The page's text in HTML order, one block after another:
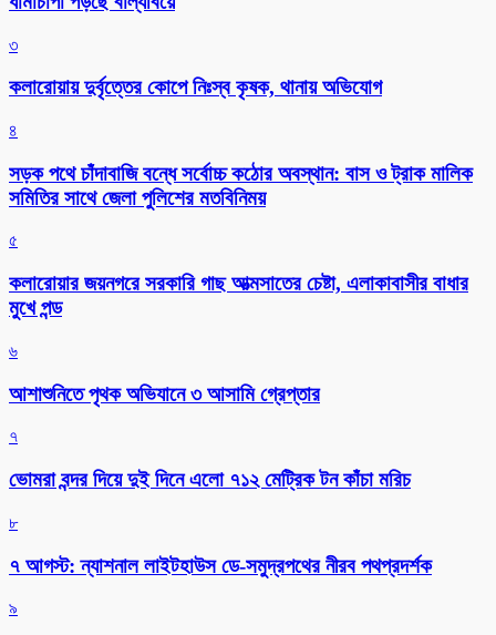
৩
কলারোয়ায় দুর্বৃত্তের কোপে নিঃস্ব কৃষক, থানায় অভিযোগ
৪
সড়ক পথে চাঁদাবাজি বন্ধে সর্বোচ্চ কঠোর অবস্থান: বাস ও ট্রাক মালিক
সমিতির সাথে জেলা পুলিশের মতবিনিময়
৫
কলারোয়ার জয়নগরে সরকারি গাছ আত্মসাতের চেষ্টা, এলাকাবাসীর বাধার
মুখে পন্ড
৬
আশাশুনিতে পৃথক অভিযানে ৩ আসামি গ্রেপ্তার
৭
ভোমরা বন্দর দিয়ে দুই দিনে এলো ৭১২ মেট্রিক টন কাঁচা মরিচ
৮
৭ আগস্ট: ন্যাশনাল লাইটহাউস ডে-সমুদ্রপথের নীরব পথপ্রদর্শক
৯